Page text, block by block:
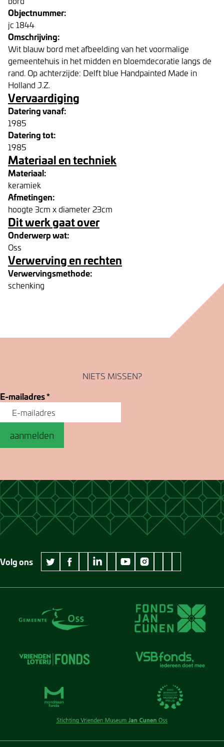
Objectnummer:
jc 1844
Omschrijving:
Wit blauw bord met afbeelding van het voormalige
gemeentehuis in het midden en bloemdecoratie langs de
rand. Op achterzijde: Delft blue Handpainted Made in
Holland J.Z.
Vervaardiging
Datering vanaf:
1985
Datering tot:
1985
Materiaal en techniek
Materiaal:
keramiek
Afmetingen:
hoogte 3cm x diameter 23cm
Dit werk gaat over
Onderwerp wat:
Oss
Verwerving en rechten
Verwervingsmethode:
schenking
NIETS MISSEN?
E-mailadres*
aanmelden
Volg ons
twitter Museum Jan Cunen
facebook Museum Jan Cunen
wikipedia Museum Jan Cunen
linkedin Museum Jan Cunen
googleplus Museum Jan Cunen
youtube Museum Jan Cunen
instagram Museum